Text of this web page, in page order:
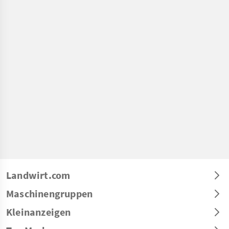
Landwirt.com
Maschinengruppen
Kleinanzeigen